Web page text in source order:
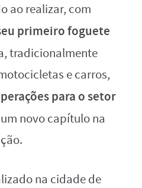
ao realizar, com
primeiro foguete
tradicionalmente
e carros,
para o setor
novo capítulo na
na cidade de